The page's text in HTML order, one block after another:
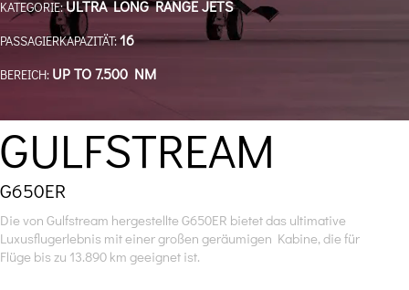
KATEGORIE:ULTRA LONG RANGE JETS
PASSAGIERKAPAZITÄT:16
BEREICH: UP TO 7.500 NM
GULFSTREAM
G650ER
Die von Gulfstream hergestellte G650ER bietet das ultimative
Luxusflugerlebnis mit einer großen geräumigen Kabine, die für
Flüge bis zu 13.890 km geeignet ist.